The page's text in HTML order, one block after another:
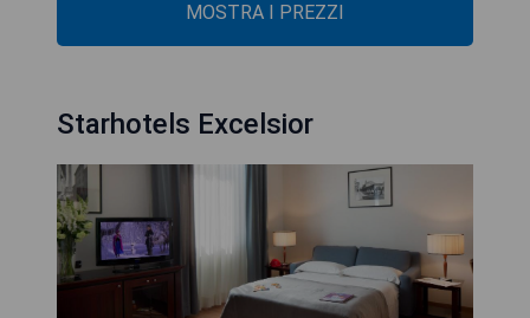
MOSTRA I PREZZI
Starhotels Excelsior